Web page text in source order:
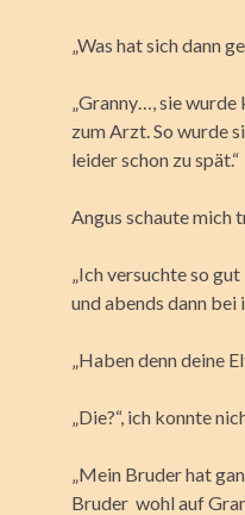
„Was hat sich dann
„Granny…, sie wurde
zum Arzt. So wurde
leider schon zu spät.“
Angus schaute mich
„Ich versuchte so
und abends dann bei
„Haben denn deine
„Die?“, ich konnte
„Mein Bruder hat
Bruder wohl auf